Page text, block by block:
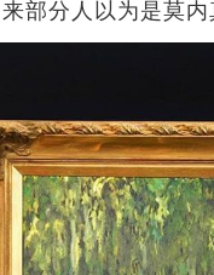
部分人以为是莫